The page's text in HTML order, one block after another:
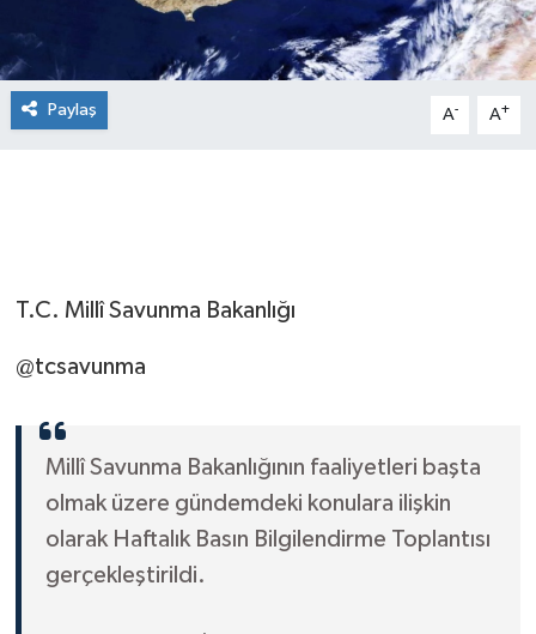
Paylaş A- A+
T.C. Millî Savunma Bakanlığı
@tcsavunma
Millî Savunma Bakanlığının faaliyetleri başta
olmak üzere gündemdeki konulara ilişkin
olarak Haftalık Basın Bilgilendirme Toplantısı
gerçekleştirildi.